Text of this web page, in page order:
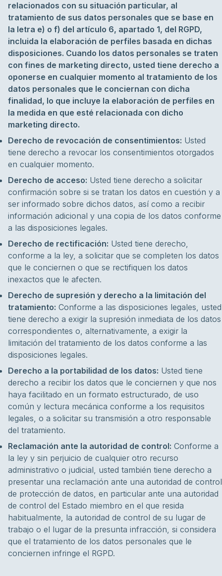
relacionados con su situación particular, al
tratamiento de sus datos personales que se base en
la letra e) o f) del artículo 6, apartado 1, del RGPD,
incluida la elaboración de perfiles basada en dichas
disposiciones. Cuando los datos personales se traten
con fines de marketing directo, usted tiene derecho a
oponerse en cualquier momento al tratamiento de los
datos personales que le conciernan con dicha
finalidad, lo que incluye la elaboración de perfiles en
la medida en que esté relacionada con dicho
marketing directo.
Derecho de revocación de consentimientos: Usted
tiene derecho a revocar los consentimientos otorgados
en cualquier momento.
Derecho de acceso: Usted tiene derecho a solicitar
confirmación sobre si se tratan los datos en cuestión y a
ser informado sobre dichos datos, así como a recibir
información adicional y una copia de los datos conforme
a las disposiciones legales.
Derecho de rectificación: Usted tiene derecho,
conforme a la ley, a solicitar que se completen los datos
que le conciernen o que se rectifiquen los datos
inexactos que le afecten.
Derecho de supresión y derecho a la limitación del
tratamiento: Conforme a las disposiciones legales, usted
tiene derecho a exigir la supresión inmediata de los datos
correspondientes o, alternativamente, a exigir la
limitación del tratamiento de los datos conforme a las
disposiciones legales.
Derecho a la portabilidad de los datos: Usted tiene
derecho a recibir los datos que le conciernen y que nos
haya facilitado en un formato estructurado, de uso
común y lectura mecánica conforme a los requisitos
legales, o a solicitar su transmisión a otro responsable
del tratamiento.
Reclamación ante la autoridad de control: Conforme a
la ley y sin perjuicio de cualquier otro recurso
administrativo o judicial, usted también tiene derecho a
presentar una reclamación ante una autoridad de control
de protección de datos, en particular ante una autoridad
de control del Estado miembro en el que resida
habitualmente, la autoridad de control de su lugar de
trabajo o el lugar de la presunta infracción, si considera
que el tratamiento de los datos personales que le
conciernen infringe el RGPD.